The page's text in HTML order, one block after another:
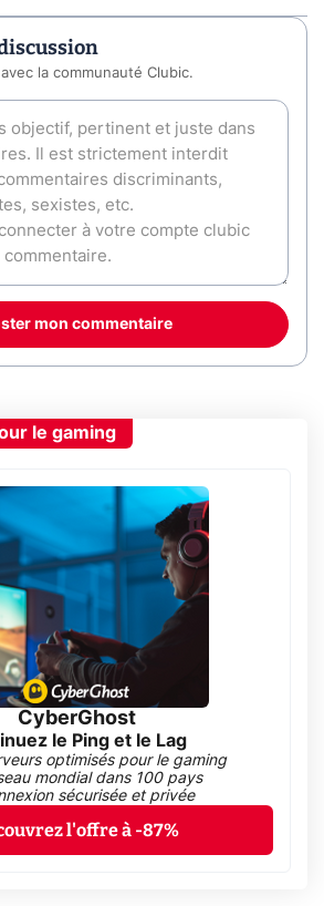
la communauté Clubic.
mon commentaire
le gaming
CyberGhost
le Ping et le Lag
optimisés pour le gaming
mondial dans 100 pays
sécurisée et privée
l'offre à -87%